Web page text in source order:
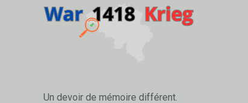
Un devoir de mémoire différent.